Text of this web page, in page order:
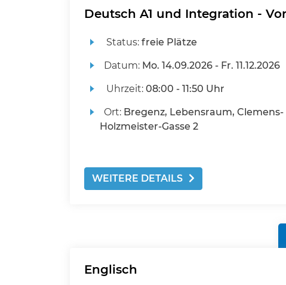
Deutsch A1 und Integration -
Status: freie Plätze
Datum: Mo. 14.09.2026 - Fr. 11.12.2026
Uhrzeit: 08:00 - 11:50 Uhr
Ort: Bregenz, Lebensraum, Clemens-
Holzmeister-Gasse 2
WEITERE DETAILS
Englisch